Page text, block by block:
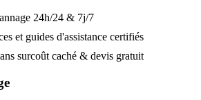
24h/24 & 7j/7
et guides d'assistance certifiés
surcoût caché & devis gratuit